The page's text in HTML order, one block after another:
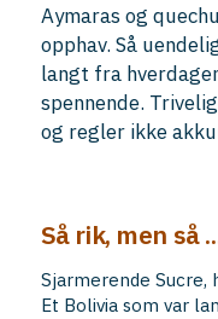
Aymaras og
opphav. Så
langt fra
spennende.
og regler ikke
Så rik, men så
Sjarmerende Sucre,
Et Bolivia som var